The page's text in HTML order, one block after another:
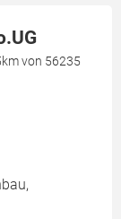
von 56235